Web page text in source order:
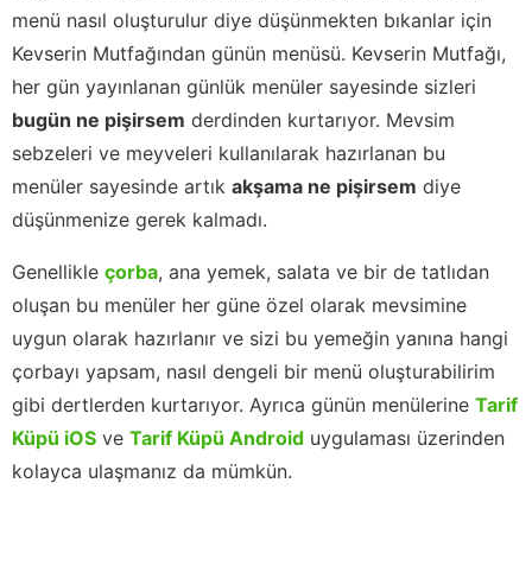
menü nasıl oluşturulur diye düşünmekten bıkanlar için
Kevserin Mutfağından günün menüsü. Kevserin Mutfağı,
her gün yayınlanan günlük menüler sayesinde sizleri
bugün ne pişirsem derdinden kurtarıyor. Mevsim
sebzeleri ve meyveleri kullanılarak hazırlanan bu
menüler sayesinde artık akşama ne pişirsem diye
düşünmenize gerek kalmadı.
Genellikle çorba, ana yemek, salata ve bir de tatlıdan
oluşan bu menüler her güne özel olarak mevsimine
uygun olarak hazırlanır ve sizi bu yemeğin yanına hangi
çorbayı yapsam, nasıl dengeli bir menü oluşturabilirim
gibi dertlerden kurtarıyor. Ayrıca günün menülerine Tarif
Küpü iOS ve Tarif Küpü Android uygulaması üzerinden
kolayca ulaşmanız da mümkün.